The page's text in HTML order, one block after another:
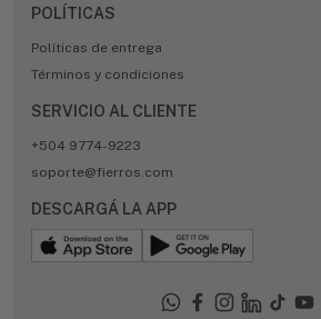
POLÍTICAS
Políticas de entrega
Términos y condiciones
SERVICIO AL CLIENTE
+504 9774-9223
soporte@fierros.com
DESCARGÁ LA APP